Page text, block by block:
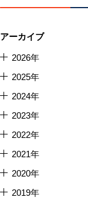
アーカイブ
2026年
2025年
2024年
2023年
2022年
2021年
2020年
2019年